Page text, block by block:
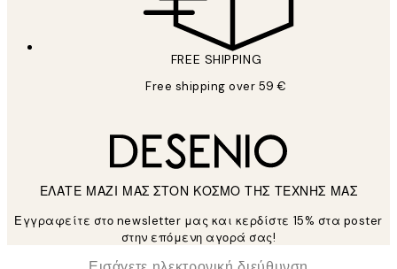
FREE SHIPPING
Free shipping over 59 €
ΕΛΑΤΕ ΜΑΖΙ ΜΑΣ ΣΤΟΝ ΚΟΣΜΟ ΤΗΣ ΤΕΧΝΗΣ ΜΑΣ
Εγγραφείτε στο newsletter μας και κερδίστε 15% στα poster
στην επόμενη αγορά σας!
Ηλεκτρονική Διεύθυνση